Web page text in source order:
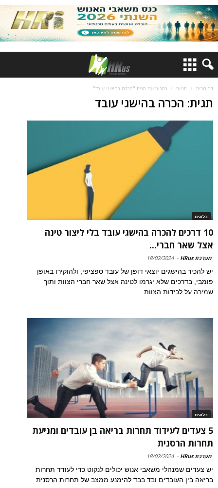
דף הבית תגיות כתבות עם תגית "הכרה בהישגי עובד"
תגית: הכרה בהישגי עובד
בלוגים
10 דרכים להכרה בהישגי עובד בלי ליצור טינה
אצל שאר חברי...
מערכת HRus -
18/02/2024
יש להכיר בהישגים יוצאי דופן של עובד ספציפי, ולהוקירו באופן
פומבי, בדרכים שלא יגרמו לטינה אצל שאר חברי הצוות ותוך
שמירה על לכידות הצוות
בלוגים
5 צעדים לעידוד תחרות בריאה בן עובדים ומניעת
תחרות הרסנית
מערכת HRus -
18/02/2024
יש צעדים שמנהלי משאבי אנוש יכולים לנקוט כדי לעודד תחרות
בריאה בין העובדים ובד בבד להימנע ממצב של תחרות הרסנית